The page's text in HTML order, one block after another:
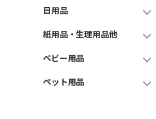
日用品
紙用品・生理用品他
ベビー用品
ペット用品